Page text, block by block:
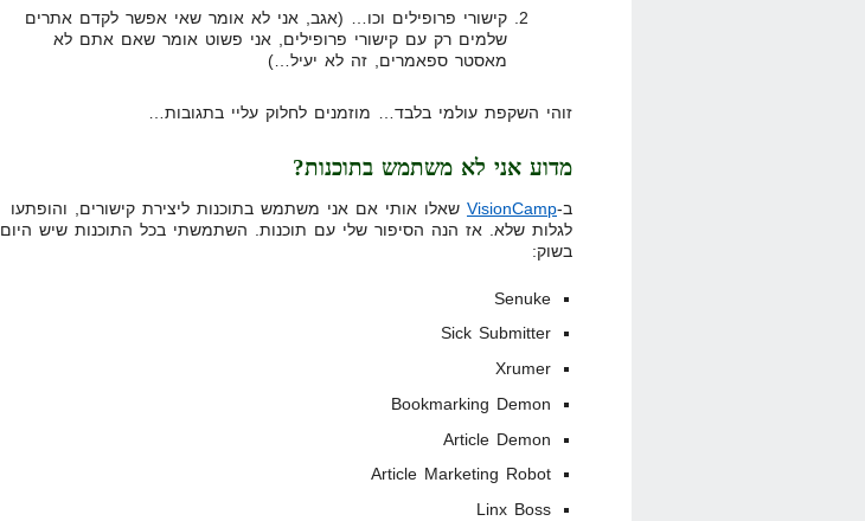
קישורי פרופילים וכו… (אגב, אני לא אומר שאי אפשר לקדם אתרים
שלמים רק עם קישורי פרופילים, אני פשוט אומר שאם אתם לא
מאסטר ספאמרים, זה לא יעיל…)
זוהי השקפת עולמי בלבד… מוזמנים לחלוק עליי בתגובות…
מדוע אני לא משתמש בתוכנות?
ב-VisionCamp שאלו אותי אם אני משתמש בתוכנות ליצירת קישורים, והופתעו
לגלות שלא. אז הנה הסיפור שלי עם תוכנות. השתמשתי בכל התוכנות שיש היום
בשוק:
Senuke
Sick Submitter
Xrumer
Bookmarking Demon
Article Demon
Article Marketing Robot
Linx Boss